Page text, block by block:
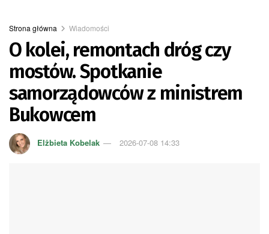
Strona główna Wiadomości
O kolei, remontach dróg czy
mostów. Spotkanie
samorządowców z ministrem
Bukowcem
Elżbieta Kobelak 2026-07-08 14:33